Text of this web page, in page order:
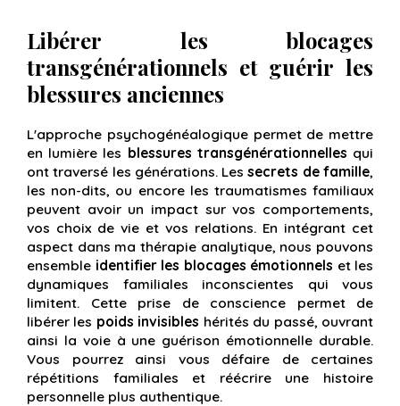
Libérer les blocages
transgénérationnels et guérir les
blessures anciennes
L'approche psychogénéalogique permet de mettre
en lumière les blessures transgénérationnelles qui
ont traversé les générations. Lessecrets de famille,
les non-dits, ou encore les traumatismes familiaux
peuvent avoir un impact sur vos comportements,
vos choix de vie et vos relations. En intégrant cet
aspect dans ma thérapie analytique, nous pouvons
ensemble identifier les blocages émotionnels et les
dynamiques familiales inconscientes qui vous
limitent. Cette prise de conscience permet de
libérer les poids invisibles hérités du passé, ouvrant
ainsi la voie à une guérison émotionnelle durable.
Vous pourrez ainsi vous défaire de certaines
répétitions familiales et réécrire une histoire
personnelle plus authentique.